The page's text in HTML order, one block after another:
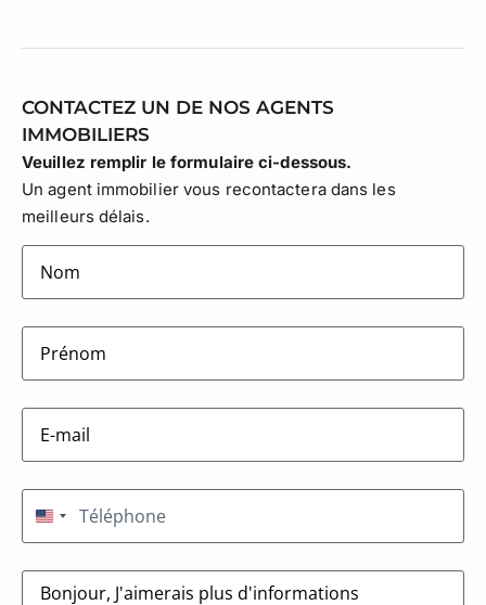
CONTACTEZ UN DE NOS AGENTS
IMMOBILIERS
Veuillez remplir le formulaire ci-dessous.
Un agent immobilier vous recontactera dans les
meilleurs délais.
lastname(Nécessaire)
firstname(Nécessaire)
E-
mail(Nécessaire)
Téléphone(Nécessaire)
États-Unis +1
Message